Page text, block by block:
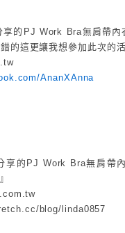
享的PJ Work Bra無肩帶
的這更讓我想參加此次的
AnanXAnna
享的PJ Work Bra無肩帶
blog/linda0857